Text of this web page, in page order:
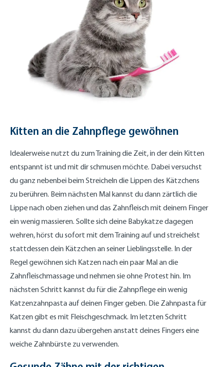
Kitten an die Zahnpflege gewöhnen
Idealerweise nutzt du zum Training die Zeit, in der dein Kitten
entspannt ist und mit dir schmusen möchte. Dabei versuchst
du ganz nebenbei beim Streicheln die Lippen des Kätzchens
zu berühren. Beim nächsten Mal kannst du dann zärtlich die
Lippe nach oben ziehen und das Zahnfleisch mit deinem Finger
ein wenig massieren. Sollte sich deine Babykatze dagegen
wehren, hörst du sofort mit dem Training auf und streichelst
stattdessen dein Kätzchen an seiner Lieblingsstelle. In der
Regel gewöhnen sich Katzen nach ein paar Mal an die
Zahnfleischmassage und nehmen sie ohne Protest hin. Im
nächsten Schritt kannst du für die Zahnpflege ein wenig
Katzenzahnpasta auf deinen Finger geben. Die Zahnpasta für
Katzen gibt es mit Fleischgeschmack. Im letzten Schritt
kannst du dann dazu übergehen anstatt deines Fingers eine
weiche Zahnbürste zu verwenden.